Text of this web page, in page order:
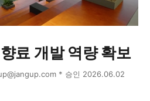
료 개발 역량 확보
* 승인 2026.06.02